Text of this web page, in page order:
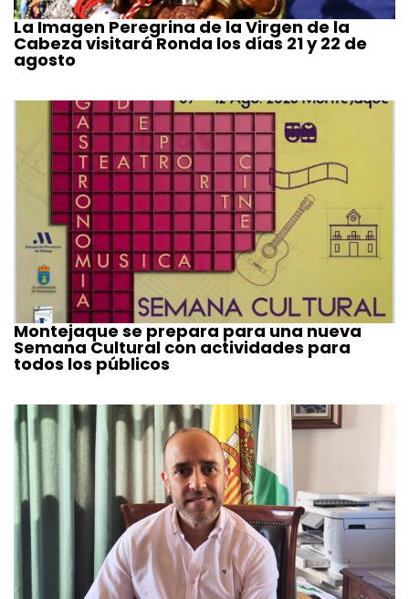
La Imagen Peregrina de la Virgen de la
Cabeza visitará Ronda los días 21 y 22 de
agosto
Montejaque se prepara para una nueva
Semana Cultural con actividades para
todos los públicos